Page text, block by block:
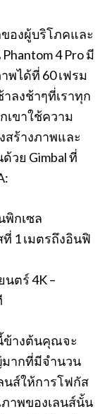
ของผู้บริโภคและ
4 Pro มี
พได้ที่ 60 เฟรม
ลงช้าๆที่เราทุก
เขาใช้ความ
สร้างภาพและ
วย Gimbal ที่
พิกเซล
1 เมตรถึงอินฟิ
ตร์ 4K –
ข้างต้นคุณจะ
ากที่มีจำนวน
นส์ให้การโฟกัส
าพของเลนส์นั้น